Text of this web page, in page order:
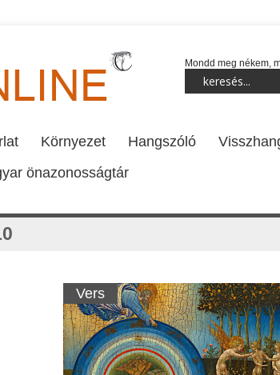
Mondd meg nékem,
Környezet Hangszóló
önazonosságtár
Vers